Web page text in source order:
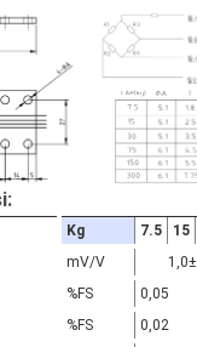
Kg 7.5 15
mV/V
%FS
0,05
%FS
0,02